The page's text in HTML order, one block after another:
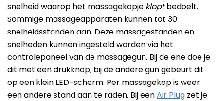
snelheid waarop het massagekopje kloptbedoelt.
Sommige massageapparaten kunnen tot 30
snelheidsstanden aan. Deze massagestanden en
snelheden kunnen ingesteld worden via het
controlepaneel van de massagegun. Bij de ene doe je
dit met een drukknop, bij de andere gun gebeurt dit
op een klein LED-scherm. Per massagekop is weer
een andere stand aan te raden. Bij eenAir Plug zet je